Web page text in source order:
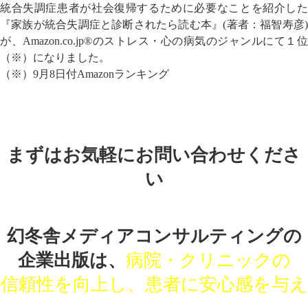
統合失調症患者が社会復帰するために必要なことを紹介した
『家族が統合失調症と診断されたら読む本』(著者：福智寿彦)
が、Amazon.co.jp®のストレス・心の病気のジャンルにて１位
（※）になりました。
（※）9月8日付Amazonランキング
まずはお気軽にお問い合わせくださ
い
幻冬舎メディアコンサルティングの
企業出版は、 病院・クリニックの
信頼性を向上し、患者に安心感を与え